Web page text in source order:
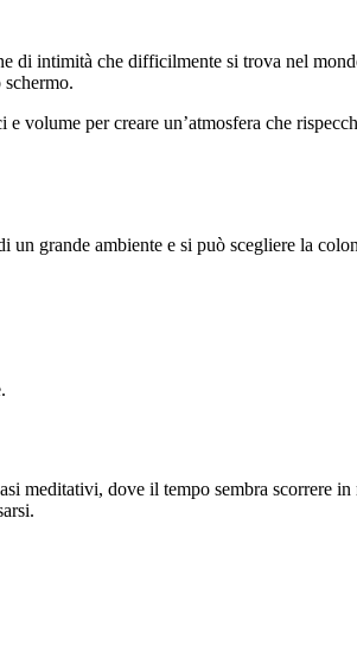
di intimità che difficilmente si trova nel
per creare un’atmosfera che
grande ambiente e si può scegliere la
meditativi, dove il tempo sembra scorrere